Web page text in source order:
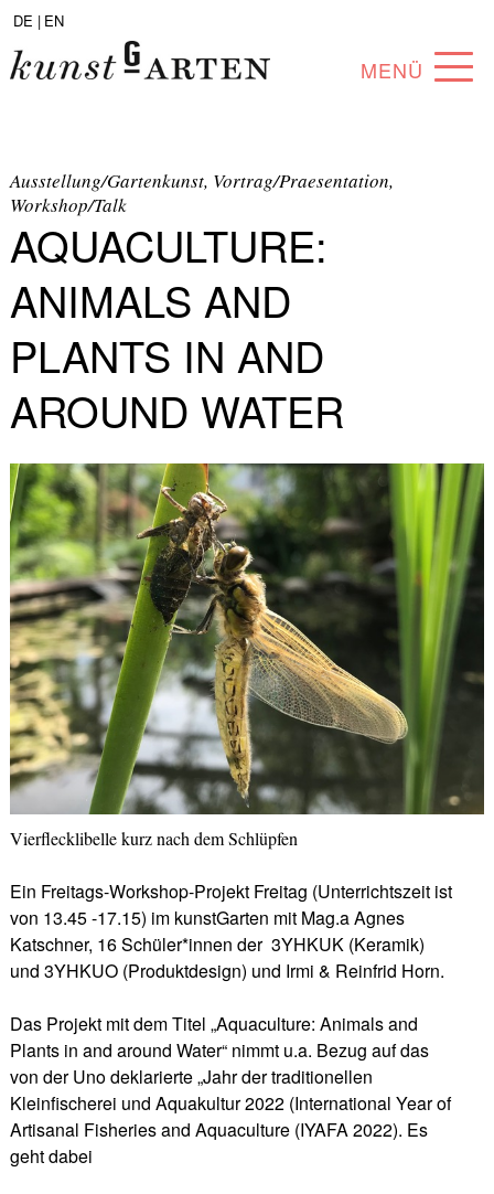
DE | EN
MENÜ
ABOUT
SAMMLUNG
KÜNSTLER*INNEN
PARTNER*INNEN
Ausstellung/Gartenkunst, Vortrag/Praesentation,
Workshop/Talk
AQUACULTURE:
ANIMALS AND
PLANTS IN AND
AROUND WATER
Vierflecklibelle kurz nach dem Schlüpfen
Ein Freitags-Workshop-Projekt Freitag (Unterrichtszeit ist
von 13.45 -17.15) im kunstGarten mit Mag.a Agnes
Katschner, 16 Schüler*innen der 3YHKUK (Keramik)
und 3YHKUO (Produktdesign) und Irmi & Reinfrid Horn.
Das Projekt mit dem Titel „Aquaculture: Animals and
Plants in and around Water“ nimmt u.a. Bezug auf das
von der Uno deklarierte „Jahr der traditionellen
Kleinfischerei und Aquakultur 2022 (International Year of
Artisanal Fisheries and Aquaculture (IYAFA 2022). Es
geht dabei